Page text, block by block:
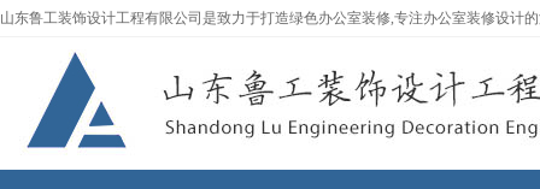
山东鲁工装饰设计工程有限公司是致力于打造绿色办公室装修,专注办公室装修设计